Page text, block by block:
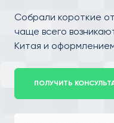
Собрали короткие
чаще всего
Китая и
ПОЛУЧИТЬ